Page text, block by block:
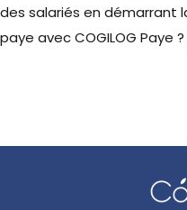
des salariés en démarrant
paye avec COGILOG Paye ?